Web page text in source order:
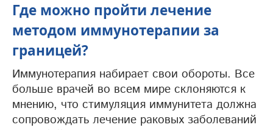
Где можно пройти лечение
методом иммунотерапии за
границей?
Иммунотерапия набирает свои обороты. Все
больше врачей во всем мире склоняются к
мнению, что стимуляция иммунитета должна
сопровождать лечение раковых заболеваний